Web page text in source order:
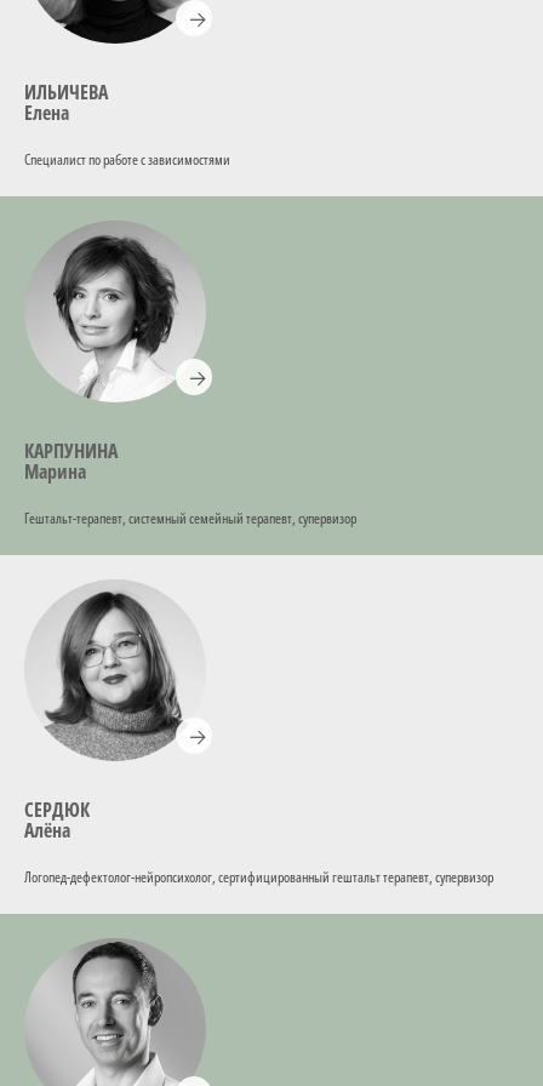
ИЛЬИЧЕВА
Елена
Специалист по работе с зависимостями
КАРПУНИНА
Марина
Гештальт-терапевт, системный семейный терапевт, супервизор
СЕРДЮК
Алёна
Логопед-дефектолог-нейропсихолог, сертифицированный гештальт терапевт, супервизор